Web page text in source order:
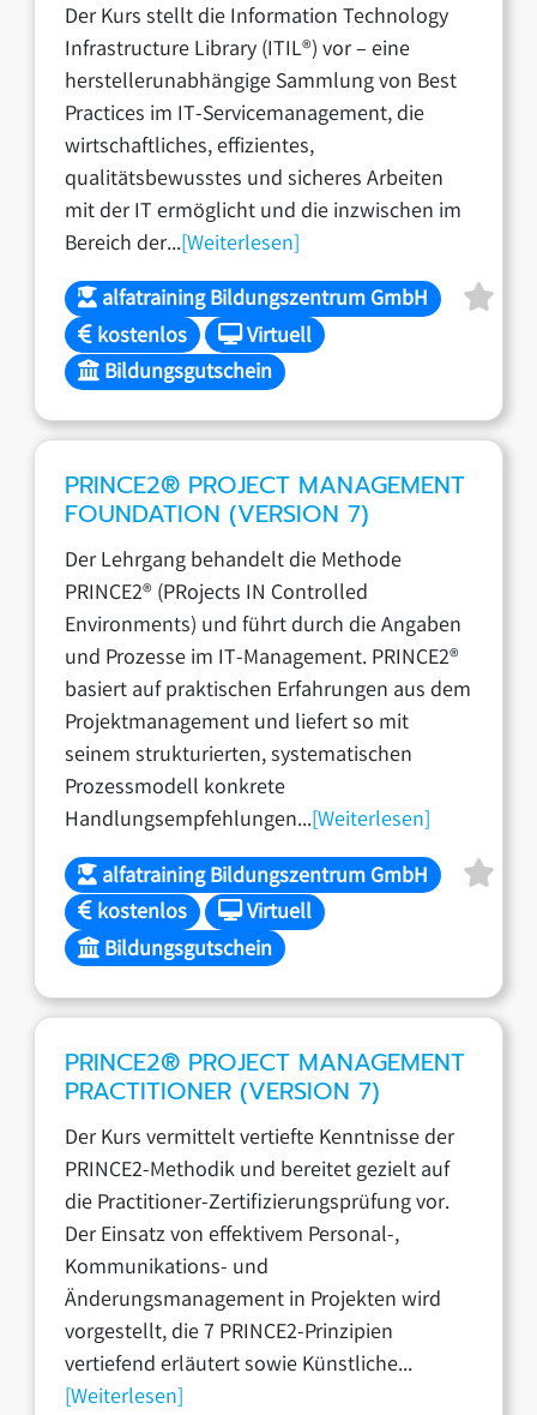
Der Kurs stellt die Information Technology
Infrastructure Library (ITIL®) vor – eine
herstellerunabhängige Sammlung von Best
Practices im IT-Servicemanagement, die
wirtschaftliches, effizientes,
qualitätsbewusstes und sicheres Arbeiten
mit der IT ermöglicht und die inzwischen im
Bereich der...[Weiterlesen]
alfatraining Bildungszentrum GmbH
kostenlos
Virtuell
Bildungsgutschein
PRINCE2® PROJECT MANAGEMENT
FOUNDATION (VERSION 7)
Der Lehrgang behandelt die Methode
PRINCE2® (PRojects IN Controlled
Environments) und führt durch die Angaben
und Prozesse im IT-Management. PRINCE2®
basiert auf praktischen Erfahrungen aus dem
Projektmanagement und liefert so mit
seinem strukturierten, systematischen
Prozessmodell konkrete
Handlungsempfehlungen...[Weiterlesen]
alfatraining Bildungszentrum GmbH
kostenlos
Virtuell
Bildungsgutschein
PRINCE2® PROJECT MANAGEMENT
PRACTITIONER (VERSION 7)
Der Kurs vermittelt vertiefte Kenntnisse der
PRINCE2-Methodik und bereitet gezielt auf
die Practitioner-Zertifizierungsprüfung vor.
Der Einsatz von effektivem Personal-,
Kommunikations- und
Änderungsmanagement in Projekten wird
vorgestellt, die 7 PRINCE2-Prinzipien
vertiefend erläutert sowie Künstliche...
[Weiterlesen]